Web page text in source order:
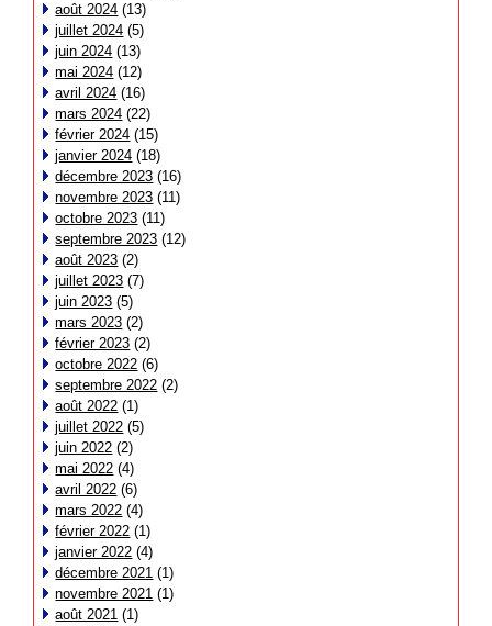
août 2024 (13)
juillet 2024 (5)
juin 2024 (13)
mai 2024 (12)
avril 2024 (16)
mars 2024 (22)
février 2024 (15)
janvier 2024 (18)
décembre 2023 (16)
novembre 2023 (11)
octobre 2023 (11)
septembre 2023 (12)
août 2023 (2)
juillet 2023 (7)
juin 2023 (5)
mars 2023 (2)
février 2023 (2)
octobre 2022 (6)
septembre 2022 (2)
août 2022 (1)
juillet 2022 (5)
juin 2022 (2)
mai 2022 (4)
avril 2022 (6)
mars 2022 (4)
février 2022 (1)
janvier 2022 (4)
décembre 2021 (1)
novembre 2021 (1)
août 2021 (1)